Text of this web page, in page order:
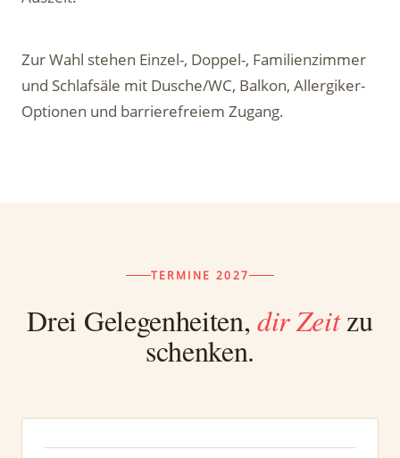
Zur Wahl stehen Einzel-, Doppel-, Familienzimmer
und Schlafsäle mit Dusche/WC, Balkon, Allergiker-
Optionen und barrierefreiem Zugang.
TERMINE 2027
Drei Gelegenheiten,dir Zeitzu
schenken.